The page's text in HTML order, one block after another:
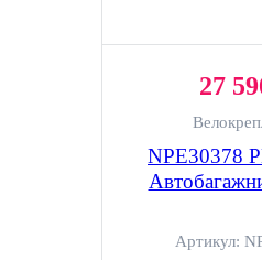
27
NPE30378
Артикул: